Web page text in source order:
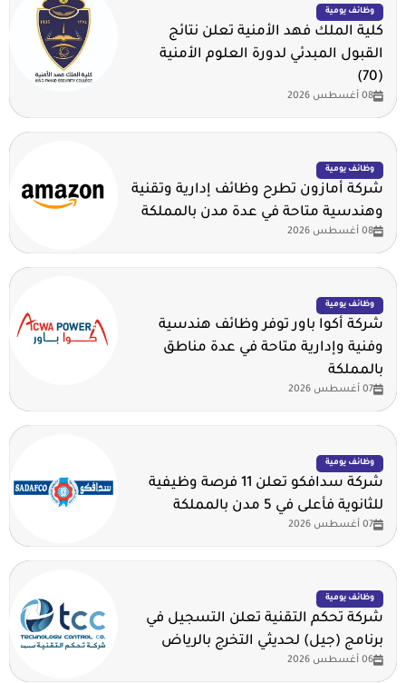
وظائف يومية
كلية الملك فهد الأمنية تعلن نتائج
القبول المبدئي لدورة العلوم الأمنية
(70)
08 أغسطس 2026
وظائف يومية
شركة أمازون تطرح وظائف إدارية وتقنية
وهندسية متاحة في عدة مدن بالمملكة
08 أغسطس 2026
وظائف يومية
شركة أكوا باور توفر وظائف هندسية
وفنية وإدارية متاحة في عدة مناطق
بالمملكة
07 أغسطس 2026
وظائف يومية
شركة سدافكو تعلن 11 فرصة وظيفية
للثانوية فأعلى في 5 مدن بالمملكة
07 أغسطس 2026
وظائف يومية
شركة تحكم التقنية تعلن التسجيل في
برنامج (جيل) لحديثي التخرج بالرياض
06 أغسطس 2026